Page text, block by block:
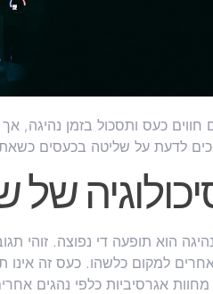
חווים כעס ותסכול בזמן נהיגה,
לדעת על שליטה בכעסים
הוא תופעה די נפוצה. זוהי
למקום כלשהו. כעס זה אינו
מחוות אגרסיביות כלפי נהגים